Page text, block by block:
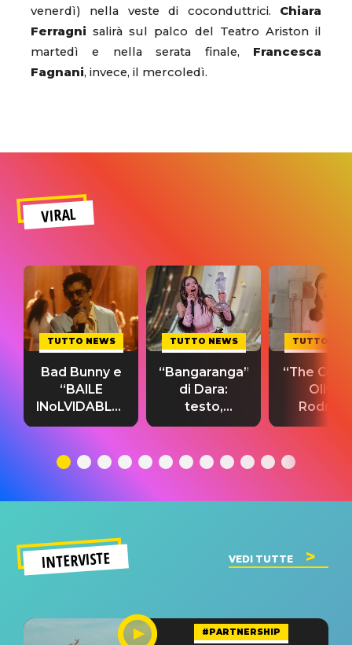
venerdì) nella veste di coconduttrici. Chiara
Ferragni salirà sul palco del Teatro Ariston il
martedì e nella serata finale, Francesca
Fagnani, invece, il mercoledì.
VIRAL
TUTTO NEWS
Bad Bunny e
“BAILE
INoLVIDABLE”:
testo,
significato
TUTTO NEWS
“Bangaranga”
di Dara:
testo,
traduzione e
del singolo
TUTTO
“The
Olivia
testo,
INTERVISTE VEDI TUTTE
#PARTNERSHIP